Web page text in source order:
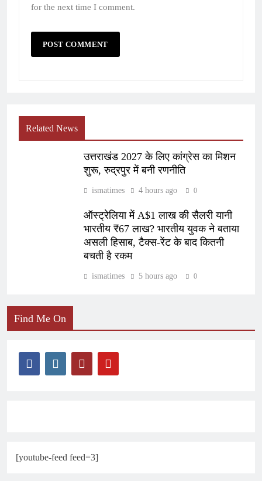
for the next time I comment.
Related News
उत्तराखंड 2027 के लिए कांग्रेस का मिशन
शुरू, रुद्रपुर में बनी रणनीति
ismatimes 4 hours ago 0
ऑस्ट्रेलिया में A$1 लाख की सैलरी यानी
भारतीय ₹67 लाख? भारतीय युवक ने बताया
असली हिसाब, टैक्स-रेंट के बाद कितनी
बचती है रकम
ismatimes 5 hours ago 0
Find Me On
[youtube-feed feed=3]